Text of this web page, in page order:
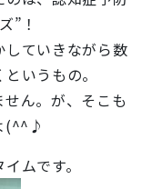
”！
ていきながら数
いうもの。
ん。が、そこも
(^^♪
ムです。